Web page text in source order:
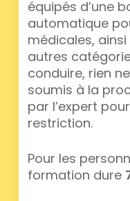
équipés d’une
automatique
médicales,
autres
conduire, rien
soumis à la
par l’expert
restriction.
Pour les
formation dure